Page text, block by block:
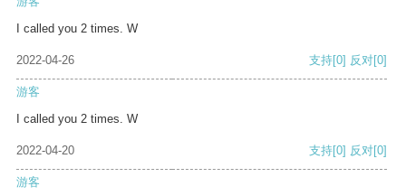
I called you 2 times. W
2022-04-26 支持[0] 反对[0]
游客
I called you 2 times. W
2022-04-20 支持[0] 反对[0]
游客